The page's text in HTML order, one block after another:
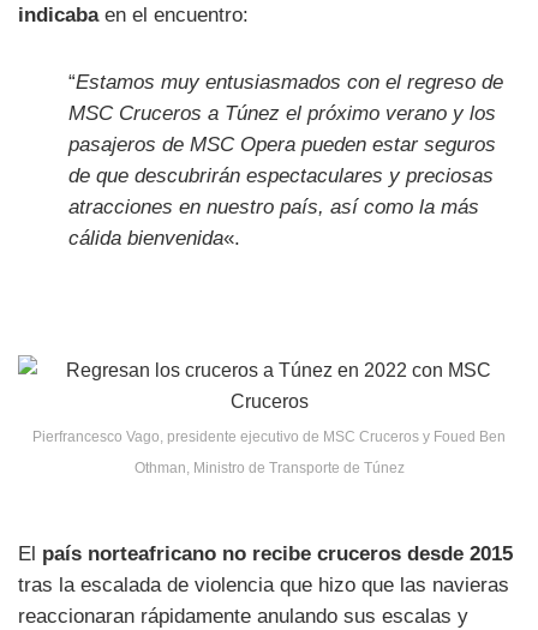
indicabaen el encuentro:
“Estamos muy entusiasmados con el regreso de
MSC Cruceros a Túnez el próximo verano y los
pasajeros de MSC Opera pueden estar seguros
de que descubrirán espectaculares y preciosas
atracciones en nuestro país, así como la más
cálida bienvenida«.
Pierfrancesco Vago, presidente ejecutivo de MSC Cruceros y Foued Ben
Othman, Ministro de Transporte de Túnez
El país norteafricano no recibe cruceros desde 2015
tras la escalada de violencia que hizo que las navieras
reaccionaran rápidamente anulando sus escalas y